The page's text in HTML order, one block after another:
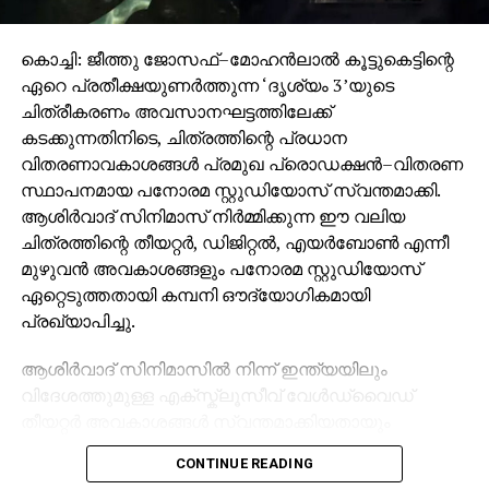
കൊച്ചി: ജീത്തു ജോസഫ്–മോഹൻലാൽ കൂട്ടുകെട്ടിന്റെ
ഏറെ പ്രതീക്ഷയുണർത്തുന്ന ‘ദൃശ്യം 3’യുടെ
ചിത്രീകരണം അവസാനഘട്ടത്തിലേക്ക്
കടക്കുന്നതിനിടെ, ചിത്രത്തിന്റെ പ്രധാന
വിതരണാവകാശങ്ങൾ പ്രമുഖ പ്രൊഡക്ഷൻ–വിതരണ
സ്ഥാപനമായ പനോരമ സ്റ്റുഡിയോസ് സ്വന്തമാക്കി.
ആശിർവാദ് സിനിമാസ് നിർമ്മിക്കുന്ന ഈ വലിയ
ചിത്രത്തിന്റെ തീയറ്റർ, ഡിജിറ്റൽ, എയർബോൺ എന്നീ
മുഴുവൻ അവകാശങ്ങളും പനോരമ സ്റ്റുഡിയോസ്
ഏറ്റെടുത്തതായി കമ്പനി ഔദ്യോഗികമായി
പ്രഖ്യാപിച്ചു.
ആശിർവാദ് സിനിമാസിൽ നിന്ന് ഇന്ത്യയിലും
വിദേശത്തുമുള്ള എക്സ്ക്ലൂസീവ് വേൾഡ്‌വൈഡ്
സോഷ്യൽ മീഡിയയിൽ പങ്കുവെച്ച പ്രസ്താവനയിൽ
പനോരമ സ്റ്റുഡിയോസ് വ്യക്തമാക്കി.
CONTINUE READING